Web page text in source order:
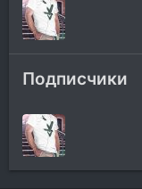
Подписчики